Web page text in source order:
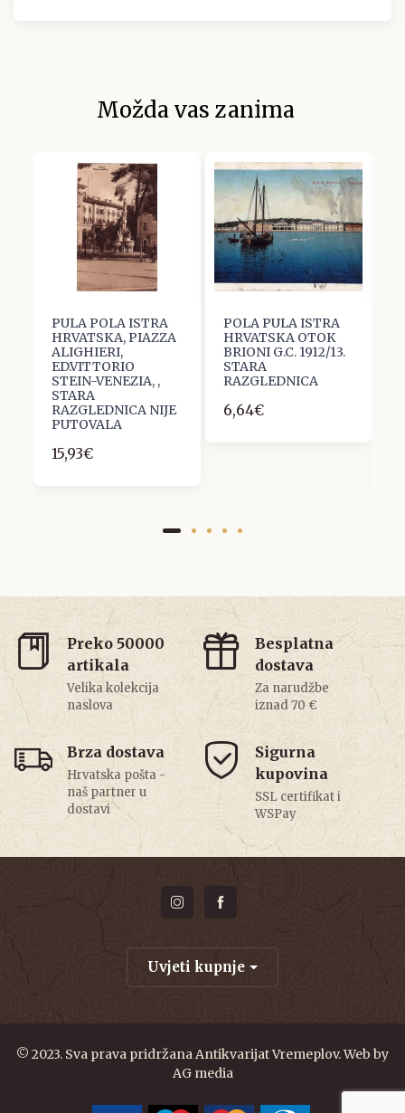
Možda vas zanima
PULA POLA ISTRA
HRVATSKA, PIAZZA
ALIGHIERI,
ED.VITTORIO
STEIN-VENEZIA, ,
STARA
RAZGLEDNICA NIJE
PUTOVALA
15,93€
POLA PULA ISTRA
HRVATSKA OTOK
BRIONI G.C. 1912/13.
STARA
RAZGLEDNICA
6,64€
Preko 50000
artikala
Velika kolekcija
naslova
Besplatna
dostava
Za narudžbe
iznad 70 €
Brza dostava
Hrvatska pošta -
naš partner u
dostavi
Sigurna
kupovina
SSL certifikat i
WSPay
Uvjeti kupnje
© 2023. Sva prava pridržana Antikvarijat Vremeplov. Web by
AG media